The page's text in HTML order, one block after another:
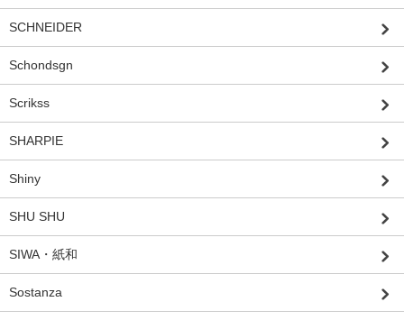
SCHNEIDER
Schondsgn
Scrikss
SHARPIE
Shiny
SHU SHU
SIWA・紙和
Sostanza